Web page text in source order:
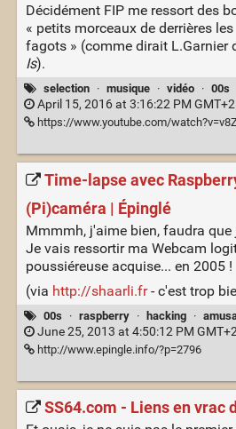
Décidément FIP me ressort des
« petits morceaux de derrières les
fagots » (comme dirait L.Garnier
Is).
selection · musique · vidéo · 00s
April 15, 2016 at 3:16:22 PM GMT+2
https://www.youtube.com/
Time-lapse avec
(Pi)caméra | Épinglé
Mmmmh, j'aime bien, faudra que
Je vais ressortir ma Webcam
poussiéreuse acquise... en 2005 !
(via http://shaarli.fr- c'est trop
00s · raspberry · hacking ·
June 25, 2013 at 4:50:12 PM GMT+2
http://www.epingle.info/?p=2796
SS64.com - Liens en vrac